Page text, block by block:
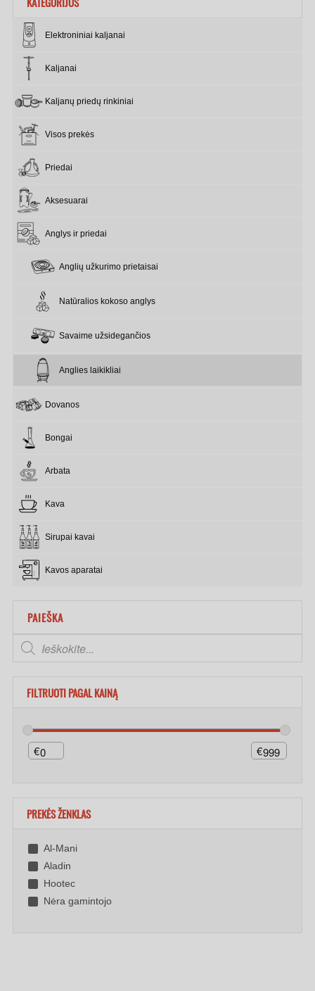
Elektroniniai kaljanai
Kaljanai
Kaljanų priedų rinkiniai
Visos prekės
Priedai
Aksesuarai
Anglys ir priedai
Anglių užkurimo prietaisai
Natūralios kokoso anglys
Savaime užsidegančios
Anglies laikikliai
Dovanos
Bongai
Arbata
Kava
Sirupai kavai
Kavos aparatai
PAIEŠKA
FILTRUOTI PAGAL KAINĄ
€ €
PREKĖS ŽENKLAS
Al-Mani
Aladin
Hootec
Nėra gamintojo